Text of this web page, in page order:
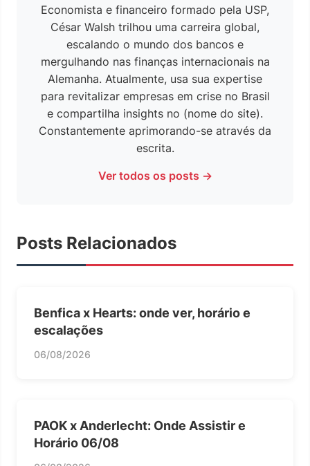
Economista e financeiro formado pela USP,
César Walsh trilhou uma carreira global,
escalando o mundo dos bancos e
mergulhando nas finanças internacionais na
Alemanha. Atualmente, usa sua expertise
para revitalizar empresas em crise no Brasil
e compartilha insights no (nome do site).
Constantemente aprimorando-se através da
escrita.
Ver todos os posts →
Posts Relacionados
Benfica x Hearts: onde ver, horário e
escalações
06/08/2026
PAOK x Anderlecht: Onde Assistir e
Horário 06/08